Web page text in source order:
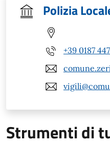
Polizia
+39 0187
Strumenti di